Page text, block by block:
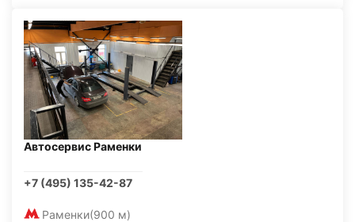
Автосервис Раменки
+7 (495) 135-42-87
Раменки(900 м)